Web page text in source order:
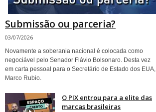
Submissão ou parceria?
03/07/2026
Novamente a soberania nacional é colocada como
negociável pelo Senador Flávio Bolsonaro. Desta vez
em carta pessoal para o Secretário de Estado dos EUA,
Marco Rubio.
O PIX entrou para a elite das
marcas brasileiras